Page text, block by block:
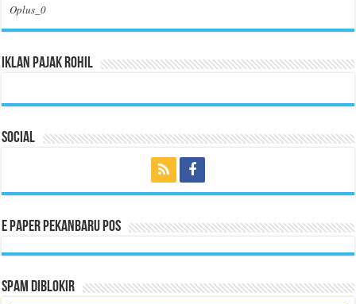
Oplus_0
Iklan Pajak Rohil
Social
E Paper Pekanbaru Pos
Spam Diblokir